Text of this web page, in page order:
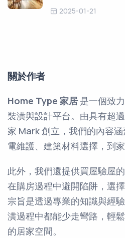
2025-01-21
關於作者
Home Type 家居 是一個致
裝潢與設計平台。由具有超
家 Mark 創立，我們的內容
電維護、建築材料選擇，到
此外，我們還提供買屋驗屋
在購房過程中避開陷阱，選
宗旨是透過專業的知識與經
潢過程中都能少走彎路，輕
的居家空間。